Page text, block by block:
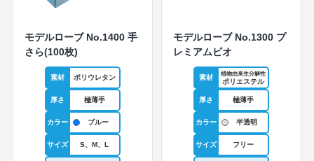
モデルローブ No.1400 手
さら(100枚)
素材 ポリウレタン
厚さ 極薄手
カラー ブルー
サイズ S、M、L
モデルローブ No.1300 プ
レミアムビオ
素材 植物由来生分解性
ポリエステル
厚さ 極薄手
カラー 半透明
サイズ フリー